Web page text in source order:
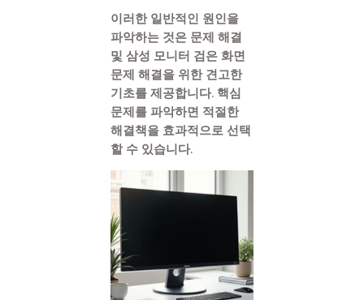
이러한 일반적인 원인을
파악하는 것은 문제 해결
및 삼성 모니터 검은 화면
문제 해결을 위한 견고한
기초를 제공합니다. 핵심
문제를 파악하면 적절한
해결책을 효과적으로 선택
할 수 있습니다.